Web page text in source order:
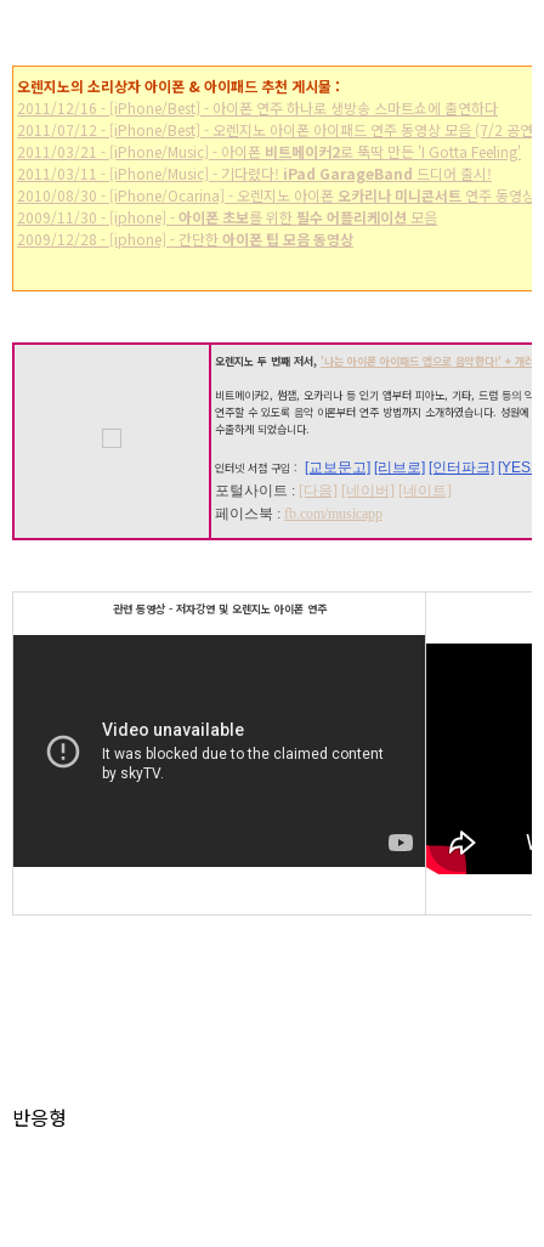
오렌지노의 소리상자 아이폰 & 아이패드 추천 게시물 :
2011/12/16 - [iPhone/Best] - 아이폰 연주 하나로 생방송 스마트쇼에 출연하다
2011/07/12 - [iPhone/Best] - 오렌지노 아이폰 아이패드 연주 동영상 모음 (7/2 공연)
2011/03/21 - [iPhone/Music] - 아이폰 비트메이커2로 뚝딱 만든 'I Gotta Feeling'
2011/03/11 - [iPhone/Music] - 기다렸다! iPad GarageBand 드디어 출시!
2010/08/30 - [iPhone/Ocarina] - 오렌지노 아이폰 오카리나 미니콘서트 연주 동영상
2009/11/30 - [iphone] -아이폰 초보를 위한 필수 어플리케이션 모음
2009/12/28 - [iphone] - 간단한아이폰 팁 모음 동영상
오렌지노 두 번째 저서, '나는 아이폰 아이패드 앱으로 음악한다!' + 개러
비트메이커2, 썸잼, 오카리나 등 인기 앱부터 피아노, 기타, 드럼 등의 악
연주할 수 있도록 음악 이론부터 연주 방법까지 소개하였습니다. 성원에
수출하게 되었습니다.
인터넷 서점 구입 : [교보문고] [리브로] [인터파크]
포털사이트 : [다음] [네이버] [네이트]
페이스북 : fb.com/musicapp
관련 동영상 - 저자강연 및 오렌지노 아이폰 연주
반응형